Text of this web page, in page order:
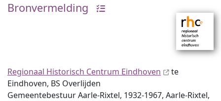
Bronvermelding
Regionaal Historisch Centrum Eindhoven
te
Eindhoven, BS Overlijden
Gemeentebestuur Aarle-Rixtel, 1932-1967, Aarle-Rixtel,